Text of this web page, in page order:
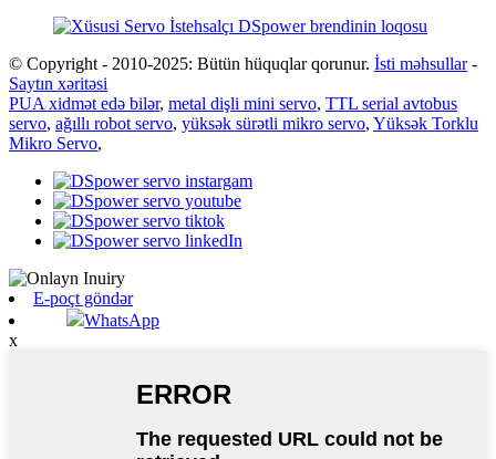
© Copyright - 2010-2025: Bütün hüquqlar qorunur. İsti məhsullar-
Saytın xəritəsi
PUA xidmət edə bilər, metal dişli mini servo, TTL serial avtobus
servo, ağıllı robot servo, yüksək sürətli mikro servo, Yüksək Torklu
Mikro Servo,
E-poçt göndər
WhatsApp
x